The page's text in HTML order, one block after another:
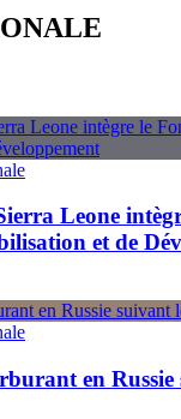
Leone
et de
en Russie